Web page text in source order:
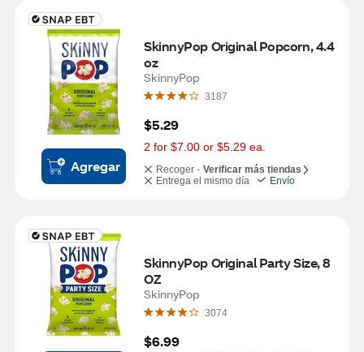
Agregar
SkinnyPop Original Popcorn, 4.4
oz
SkinnyPop
3187
$5.29
2 for $7.00 or $5.29 ea.
Recoger - Verificar más tiendas
Entrega el mismo día
Envío
SkinnyPop Original Party Size, 8
OZ
SkinnyPop
3074
$6.99